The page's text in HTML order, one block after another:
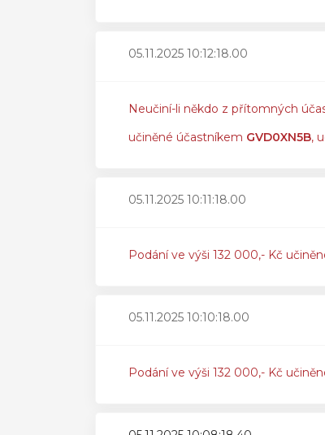
05.11.2025 10:12:18.00
Neučiní-li někdo z přítomných
učiněné účastníkem GVD0XN5B,
05.11.2025 10:11:18.00
Podání ve výši 132 000,- Kč
05.11.2025 10:10:18.00
Podání ve výši 132 000,- Kč